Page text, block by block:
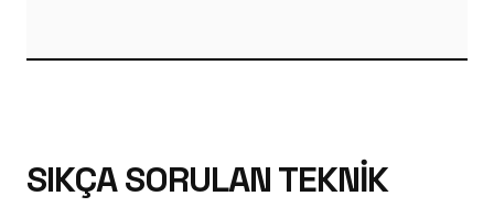
SIKÇA SORULAN TEKNIK